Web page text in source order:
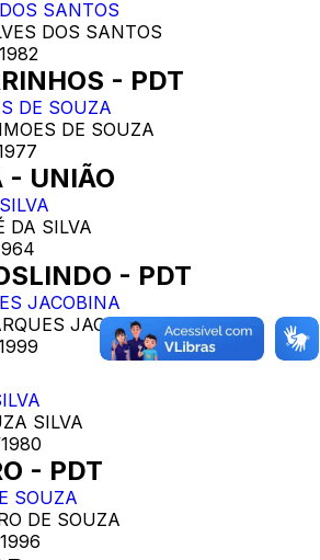
DOS SANTOS
- PDT
DE SOUZA
- UNIÃO
DA SILVA
- PDT
JACOBINA
SILVA
- PDT
DE SOUZA